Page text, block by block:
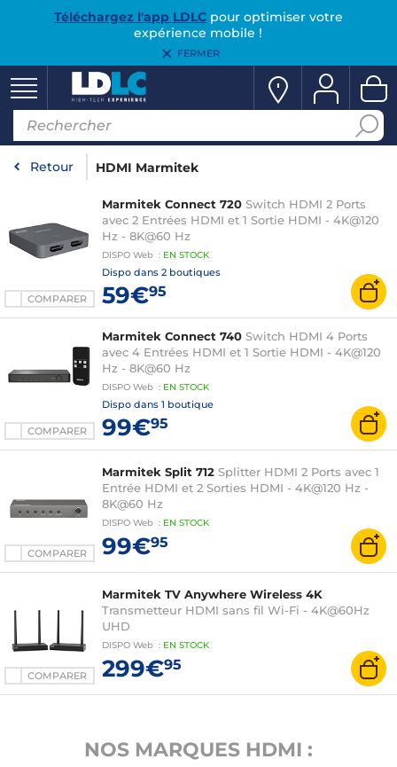
Téléchargez l'app LDLCpour optimiser votre
expérience mobile !
FERMER
Retour HDMI Marmitek
COMPARER
Marmitek Connect 720 Switch HDMI 2 Ports
avec 2 Entrées HDMI et 1 Sortie HDMI - 4K@120
Hz - 8K@60 Hz
DISPO Web : EN STOCK
Dispo dans 2 boutiques
59€95
COMPARER
Marmitek Connect 740 Switch HDMI 4 Ports
avec 4 Entrées HDMI et 1 Sortie HDMI - 4K@120
Hz - 8K@60 Hz
DISPO Web : EN STOCK
Dispo dans 1 boutique
99€95
COMPARER
Marmitek Split 712 Splitter HDMI 2 Ports avec 1
Entrée HDMI et 2 Sorties HDMI - 4K@120 Hz -
8K@60 Hz
DISPO Web : EN STOCK
99€95
COMPARER
Marmitek TV Anywhere Wireless 4K
Transmetteur HDMI sans fil Wi-Fi - 4K@60Hz
UHD
DISPO Web : EN STOCK
299€95
NOS MARQUES HDMI :